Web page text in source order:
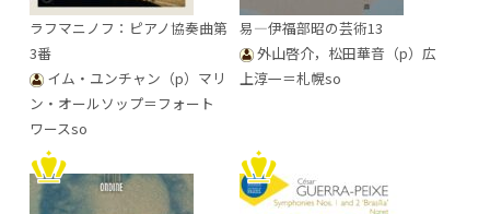
ラフマニノフ：ピアノ協奏曲第
3番
イム・ユンチャン（p）マリ
ン・オールソップ＝フォート
ワースso
易―伊福部昭の芸術13
外山啓介，松田華音（p）広
上淳一＝札幌so